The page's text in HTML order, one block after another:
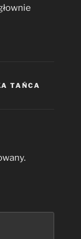
TAŃCA